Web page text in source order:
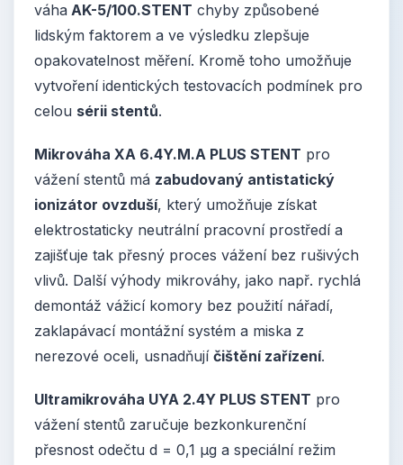
váha AK-5/100.STENT chyby způsobené
lidským faktorem a ve výsledku zlepšuje
opakovatelnost měření. Kromě toho umožňuje
vytvoření identických testovacích podmínek pro
celou sérii stentů.
Mikrováha XA 6.4Y.M.A PLUS STENT pro
vážení stentů má zabudovaný antistatický
ionizátor ovzduší, který umožňuje získat
elektrostaticky neutrální pracovní prostředí a
zajišťuje tak přesný proces vážení bez rušivých
vlivů. Další výhody mikrováhy, jako např. rychlá
demontáž vážicí komory bez použití nářadí,
zaklapávací montážní systém a miska z
nerezové oceli, usnadňují čištění zařízení.
Ultramikrováha UYA 2.4Y PLUS STENT pro
vážení stentů zaručuje bezkonkurenční
přesnost odečtu d = 0,1 μg a speciální režim